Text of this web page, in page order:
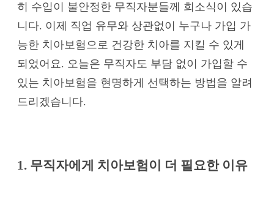
히 수입이 불안정한 무직자분들께 희소식이 있습
니다. 이제 직업 유무와 상관없이 누구나 가입 가
능한 치아보험으로 건강한 치아를 지킬 수 있게
되었어요. 오늘은 무직자도 부담 없이 가입할 수
있는 치아보험을 현명하게 선택하는 방법을 알려
드리겠습니다.
1. 무직자에게 치아보험이 더 필요한 이유